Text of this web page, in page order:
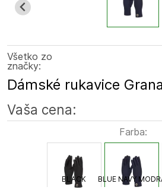
Všetko zo
značky:
Dámské rukavice
Vaša cena:
Farba:
BLACK BLUE NAVY